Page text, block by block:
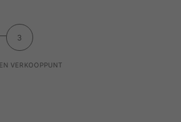
3
VERKOOPPUNT